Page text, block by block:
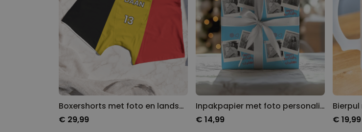
Boxershorts met foto en landsvlag
€ 29,99
Inpakpapier met foto personaliseren
€ 14,99
€ 19,99